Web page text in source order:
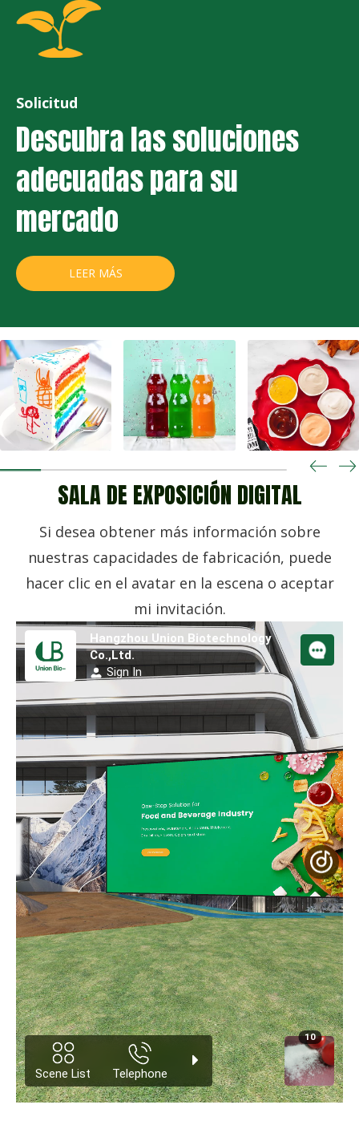
Solicitud
Descubra las soluciones
adecuadas para su
mercado
LEER MÁS
SALA DE EXPOSICIÓN DIGITAL
Si desea obtener más información sobre
nuestras capacidades de fabricación, puede
hacer clic en el avatar en la escena o aceptar
mi invitación.